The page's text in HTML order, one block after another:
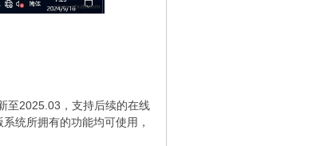
至2025.03，支持后续的在线
统所拥有的功能均可使用，